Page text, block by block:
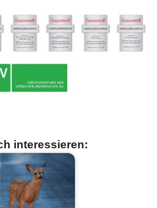
interessieren: